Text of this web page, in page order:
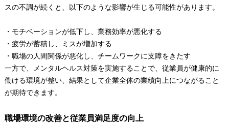
スの不調が続くと、以下のような影響が生じる可能性があります。
・モチベーションが低下し、業務効率が悪化する
・疲労が蓄積し、ミスが増加する
・職場の人間関係が悪化し、チームワークに支障をきたす
一方で、メンタルヘルス対策を実施することで、従業員が健康的に
働ける環境が整い、結果として企業全体の業績向上につながること
が期待できます。
職場環境の改善と従業員満足度の向上